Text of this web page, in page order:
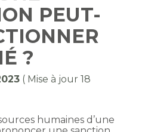
PEUT-
?
( Mise à jour 18
humaines d’une